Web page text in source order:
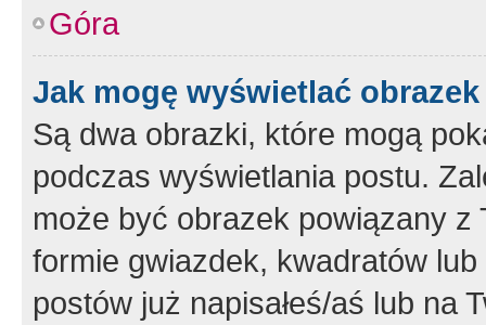
Góra
Jak mogę wyświetlać
Są dwa obrazki, które mogą
podczas wyświetlania postu.
może być obrazek powiązany z
formie gwiazdek, kwadratów
postów już napisałeś/aś lub na